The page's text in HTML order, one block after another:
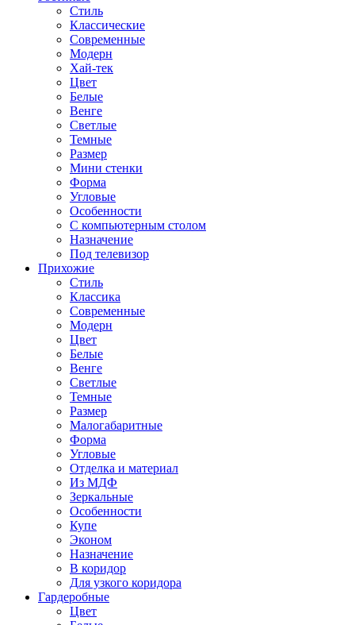
Стиль
Классические
Современные
Модерн
Хай-тек
Цвет
Белые
Венге
Светлые
Темные
Размер
Мини стенки
Форма
Угловые
Особенности
С компьютерным столом
Назначение
Под телевизор
Прихожие
Стиль
Классика
Современные
Модерн
Цвет
Белые
Венге
Светлые
Темные
Размер
Малогабаритные
Форма
Угловые
Отделка и материал
Из МДФ
Зеркальные
Особенности
Купе
Эконом
Назначение
В коридор
Для узкого коридора
Гардеробные
Цвет